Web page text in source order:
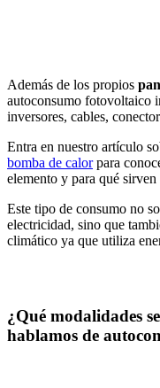
Además de los propios
autoconsumo fotovoltaico
inversores, cables,
Entra en nuestro artículo
bomba de calorpara
elemento y para qué sirven
Este tipo de consumo no
electricidad, sino que
climático ya que utiliza
¿Qué modalidades
hablamos de